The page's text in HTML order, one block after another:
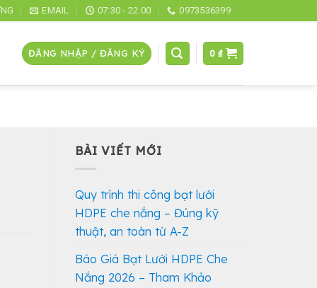
EMAIL 07:30 - 22:00 0973536399
ĐĂNG NHẬP / ĐĂNG KÝ 0₫
BÀI VIẾT MỚI
Quy trình thi công bạt lưới
HDPE che nắng – Đúng kỹ
thuật, an toàn từ A-Z
Báo Giá Bạt Lưới HDPE Che
Nắng 2026 – Tham Khảo